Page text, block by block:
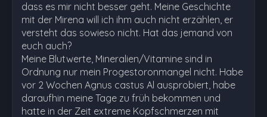
dass es mir nicht besser geht. Meine Geschichte
mit der Mirena will ich ihm auch nicht erzählen, er
versteht das sowieso nicht. Hat das jemand von
euch auch?
Meine Blutwerte, Mineralien/Vitamine sind in
Ordnung nur mein Progestoronmangel nicht. Habe
vor 2 Wochen Agnus castus Al ausprobiert, habe
daraufhin meine Tage zu früh bekommen und
hatte in der Zeit extreme Kopfschmerzen mit